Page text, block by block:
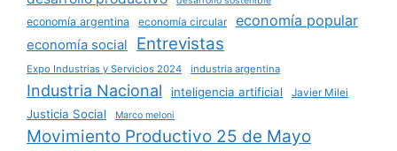
economía argentina economía circular economía popular
economía social Entrevistas
Expo Industrias y Servicios 2024 industria argentina
Industria Nacional inteligencia artificial Javier Milei
Justicia Social Marco meloni
Movimiento Productivo 25 de Mayo